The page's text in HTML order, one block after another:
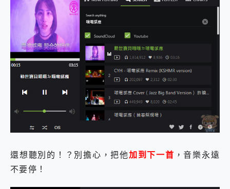
還想聽別的！？別擔心，把他加到下一首 ，音樂永遠
不要停！